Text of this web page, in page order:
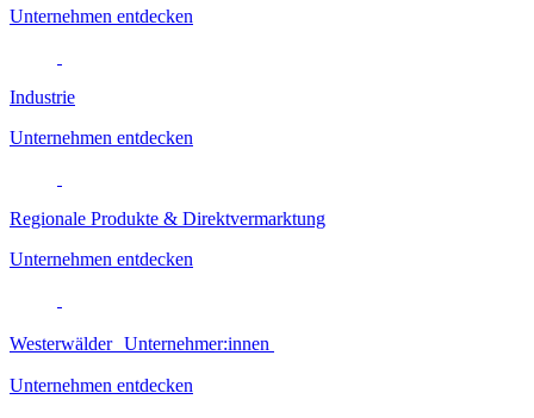
Unternehmen entdecken
Industrie
Unternehmen entdecken
Regionale Produkte & Direktvermarktung
Unternehmen entdecken
Westerwälder Unternehmer:innen
Unternehmen entdecken